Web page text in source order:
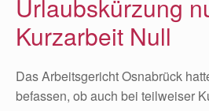
Urlaubskürzung
Kurzarbeit Null
Das Arbeitsgericht Osnabrück
befassen, ob auch bei teilweiser